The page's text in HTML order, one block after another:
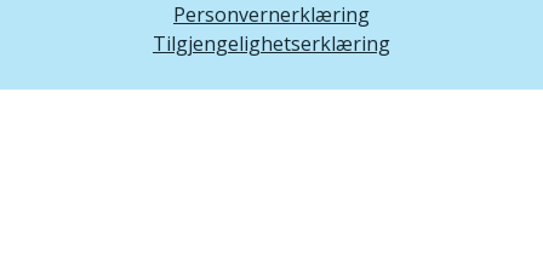
Personvernerklæring
Tilgjengelighetserklæring